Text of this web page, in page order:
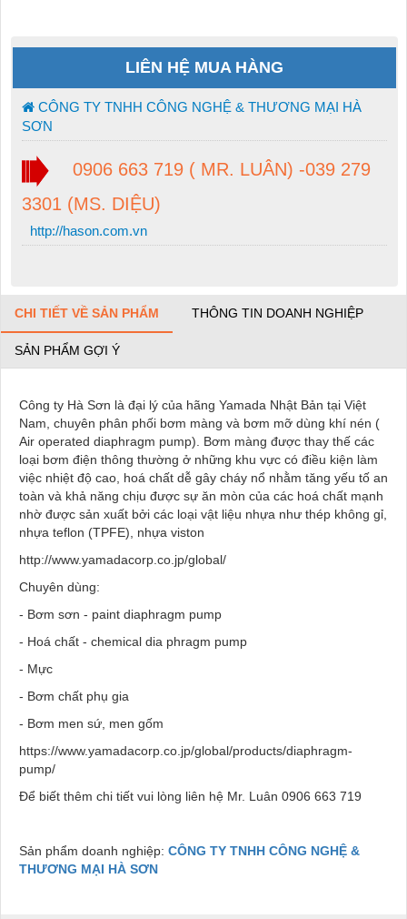
LIÊN HỆ MUA HÀNG
CÔNG TY TNHH CÔNG NGHỆ & THƯƠNG MẠI HÀ
SƠN
0906 663 719 ( MR. LUÂN) -039 279
3301 (MS. DIỆU)
http://hason.com.vn
CHI TIẾT VỀ SẢN PHẨM THÔNG TIN DOANH NGHIỆP
SẢN PHẨM GỢI Ý
Công ty Hà Sơn là đại lý của hãng Yamada Nhật Bản tại Việt
Nam, chuyên phân phối bơm màng và bơm mỡ dùng khí nén (
Air operated diaphragm pump). Bơm màng được thay thế các
loại bơm điện thông thường ở những khu vực có điều kiện làm
việc nhiệt độ cao, hoá chất dễ gây cháy nổ nhằm tăng yếu tố an
toàn và khả năng chịu được sự ăn mòn của các hoá chất mạnh
nhờ được sản xuất bởi các loại vật liệu nhựa như thép không gỉ,
nhựa teflon (TPFE), nhựa viston
http://www.yamadacorp.co.jp/global/
Chuyên dùng:
- Bơm sơn - paint diaphragm pump
- Hoá chất - chemical dia phragm pump
- Mực
- Bơm chất phụ gia
- Bơm men sứ, men gốm
https://www.yamadacorp.co.jp/global/products/diaphragm-
pump/
Để biết thêm chi tiết vui lòng liên hệ Mr. Luân 0906 663 719
Sản phẩm doanh nghiệp: CÔNG TY TNHH CÔNG NGHỆ &
THƯƠNG MẠI HÀ SƠN